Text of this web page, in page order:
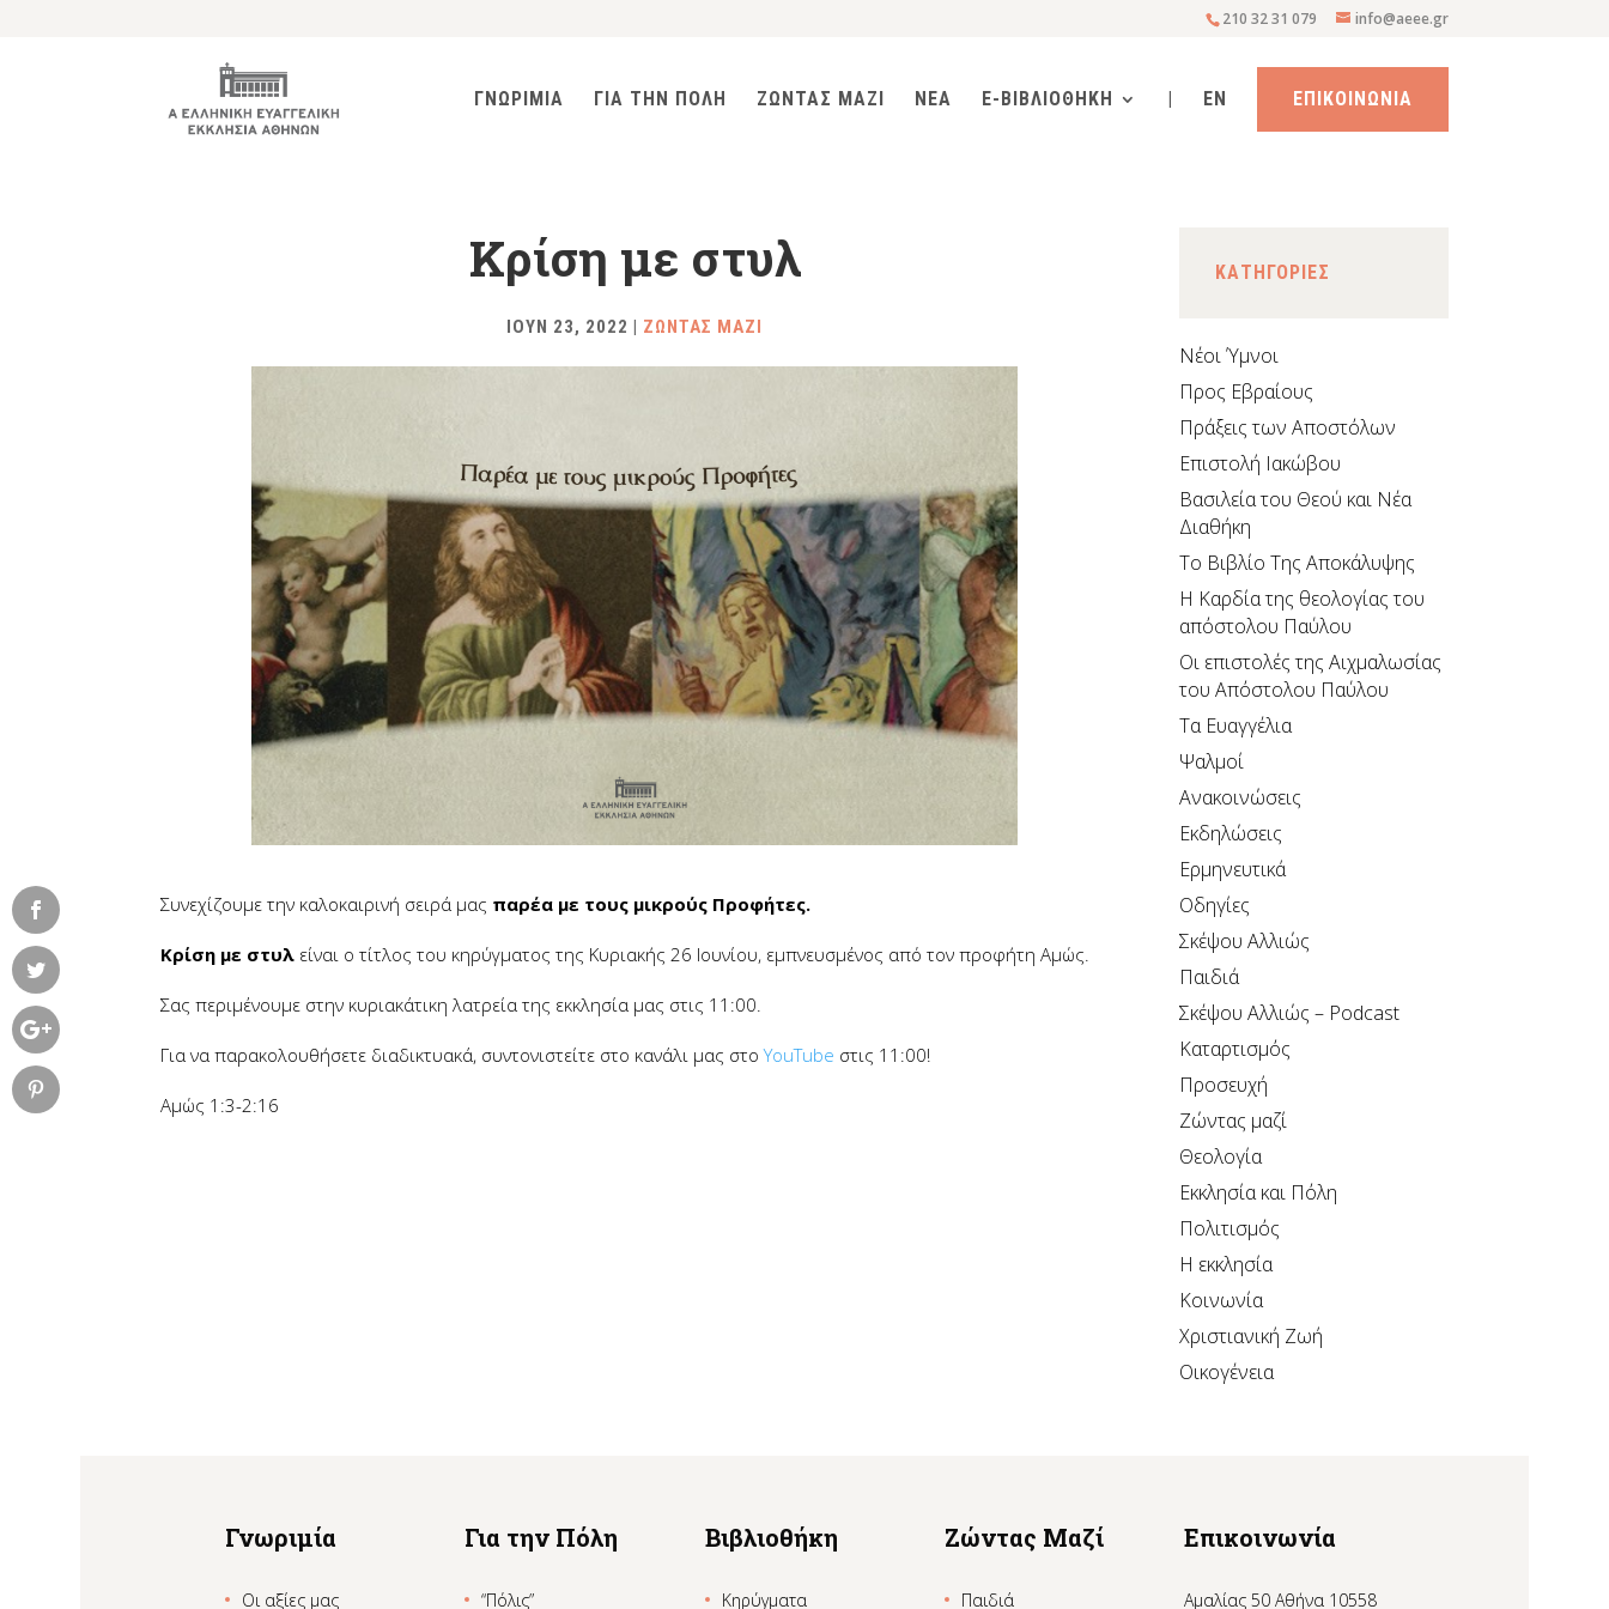
210 32 31 079 info@aeee.gr
ΓΝΩΡΙΜΙΑ ΓΙΑ ΤΗΝ ΠΟΛΗ ΖΩΝΤΑΣ ΜΑΖΙ ΝΕΑ E-ΒΙΒΛΙΟΘΗΚΗ | EN ΕΠΙΚΟΙΝΩΝΙΑ
Κρίση με στυλ
ΙΟΥΝ 23, 2022 | ΖΩΝΤΑΣ ΜΑΖΙ
Συνεχίζουμε την καλοκαιρινή σειρά μας παρέα με τους μικρούς Προφήτες.
Κρίση με στυλ είναι ο τίτλος του κηρύγματος της Κυριακής 26 Ιουνίου, εμπνευσμένος από τον προφήτη Αμώς.
Σας περιμένουμε στην κυριακάτικη λατρεία της εκκλησία μας στις 11:00.
Για να παρακολουθήσετε διαδικτυακά, συντονιστείτε στο κανάλι μας στοYouTube στις 11:00!
Αμώς 1:3-2:16
KΑΤΗΓΟΡΙΕΣ
Νέοι Ύμνοι
Προς Εβραίους
Πράξεις των Αποστόλων
Επιστολή Ιακώβου
Βασιλεία του Θεού και Νέα
Διαθήκη
Το Βιβλίο Της Αποκάλυψης
H Καρδία της θεολογίας του
απόστολου Παύλου
Οι επιστολές της Αιχμαλωσίας
του Απόστολου Παύλου
Τα Ευαγγέλια
Ψαλμοί
Ανακοινώσεις
Εκδηλώσεις
Ερμηνευτικά
Οδηγίες
Σκέψου Αλλιώς
Παιδιά
Σκέψου Αλλιώς – Podcast
Καταρτισμός
Προσευχή
Ζώντας μαζί
Θεολογία
Εκκλησία και Πόλη
Πολιτισμός
Η εκκλησία
Κοινωνία
Χριστιανική Ζωή
Οικογένεια
Γνωριμία
Οι αξίες μας
Για την Πόλη
“Πόλις”
Βιβλιοθήκη
Κηρύγματα
Ζώντας Μαζί
Παιδιά
Επικοινωνία
Αμαλίας 50 Αθήνα 10558